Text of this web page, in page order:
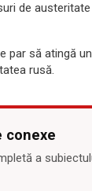
de
par să atingă
rusă.
conexe
a